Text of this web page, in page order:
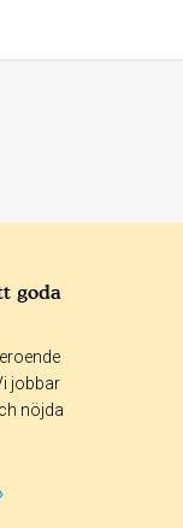
goda
jobbar
nöjda